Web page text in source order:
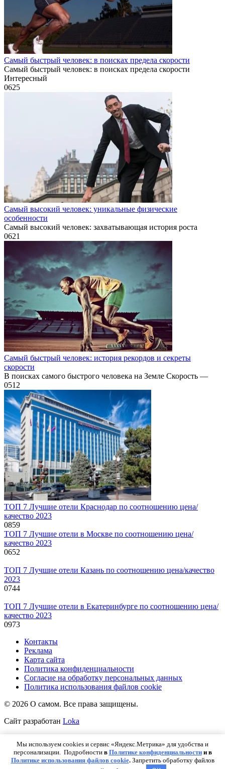
Самый быстрый человек: в поисках предела скорости
Самый быстрый человек: в поисках предела скорости
Интересный
0625
Самый высокий человек: уникальные физические
особенности
Самый высокий человек: захватывающая история роста
0621
Самый быстрый человек: история рекордов и секреты
скорости
В поисках самого быстрого человека на Земле Скорость —
0512
ТОП 7 Лучшие отели Краснодар по соотношению цена/
качество 2023
0859
ТОП 7 Лучшие отели в Москве по соотношению цена/
качество 2023
0652
ТОП 7 Лучшие отели Казань по соотношению цена/качество
2023
0744
ТОП 7 Лучшие отели в Екатеринбурге по соотношению цена/
качество 2023
0973
Контакты
Реклама
Карта сайта
Политика конфиденциальности
Согласие на обработку персональных данных
Политика использования файлов cookie
© 2026 О самом. Все права защищены.
Сайт разработан Loka
ИП Пискунова Анна Владимировна ИНН: 227500714967
Работает на теме Reboot
Мы используем cookies и сервис «Яндекс.Метрика» для удобства и
персонализации. Подробностив Политике конфиденциальностии в
Политике использования файлов cookie.Запретить обработку файлов